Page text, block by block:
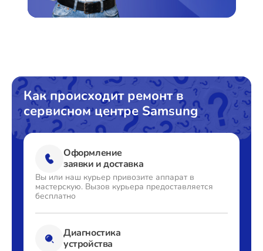
Как происходит ремонт в
сервисном центре Samsung
Оформление
заявки и доставка
Вы или наш курьер привозите аппарат в
мастерскую. Вызов курьера предоставляется
бесплатно
Диагностика
устройства